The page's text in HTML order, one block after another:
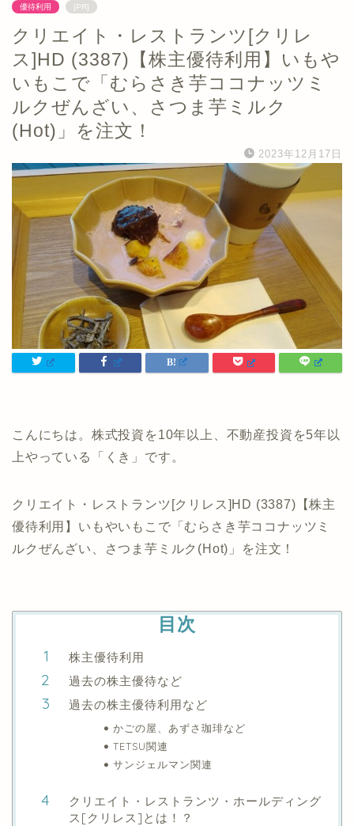
優待利用 [PR]
クリエイト・レストランツ[クリレ
ス]HD (3387)【株主優待利用】いもや
いもこで「むらさき芋ココナッツミ
ルクぜんざい、さつま芋ミルク
(Hot)」を注文！
2023年12月17日
こんにちは。株式投資を10年以上、不動産投資を5年以
上やっている「くき」です。
クリエイト・レストランツ[クリレス]HD (3387)【株主
優待利用】いもやいもこで「むらさき芋ココナッツミ
ルクぜんざい、さつま芋ミルク(Hot)」を注文！
目次
株主優待利用
過去の株主優待など
過去の株主優待利用など
かごの屋、あずさ珈琲など
TETSU関連
サンジェルマン関連
クリエイト・レストランツ・ホールディング
ス[クリレス]とは！？